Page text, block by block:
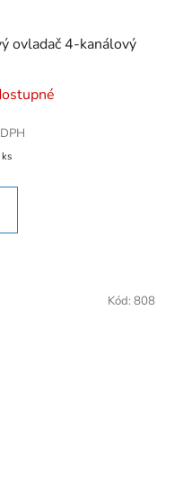
ovladač 4-kanálový
Kód: 808